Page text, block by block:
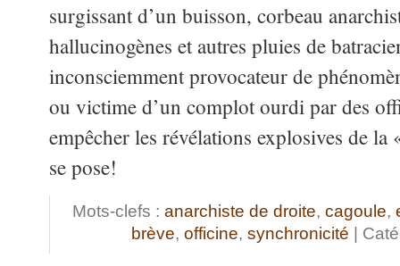
surgissant d’un buisson, corbeau
hallucinogènes et autres pluies de
inconsciemment provocateur de
ou victime d’un complot ourdi par des
empêcher les révélations explosives de
se pose!
Mots-clefs : anarchiste de droite, cagoule,
brève, officine, synchronicité |